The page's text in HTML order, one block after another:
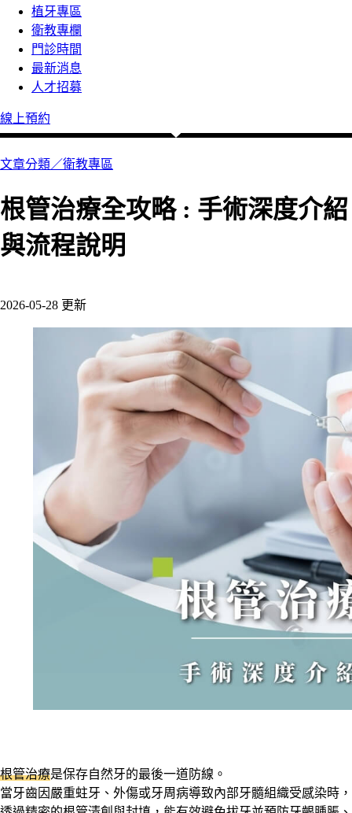
植牙專區
衛教專欄
門診時間
最新消息
人才招募
線上預約
文章分類／衛教專區
根管治療全攻略 : 手術深度介紹
與流程說明
2026-05-28 更新
根管治療是保存自然牙的最後一道防線。
當牙齒因嚴重蛀牙、外傷或牙周病導致內部牙髓組織受感染時，